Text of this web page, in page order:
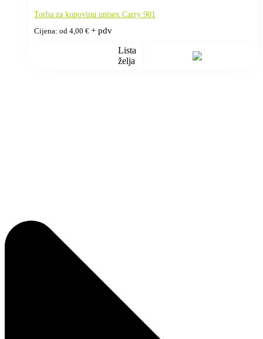
Torba za kupovinu unisex Carry 901
Cijena: od 4,00 € + pdv
Lista
želja